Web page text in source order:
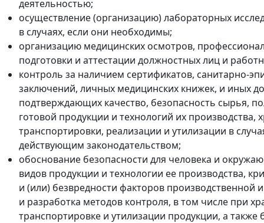
деятельностью;
осуществление (организацию) лабораторных
в случаях, если они необходимы;
организацию медицинских осмотров,
подготовки и аттестации должностных лиц и
контроль за наличием сертификатов, санитарно-
заключений, личных медицинских книжек, и иных
подтверждающих качество, безопасность сырья,
готовой продукции и технологий их производства,
транспортировки, реализации и утилизации в
действующим законодательством;
обоснование безопасности для человека и
видов продукции и технологии ее производства,
и (или) безвредности факторов
и разработка методов контроля, в том числе при
транспортировке и утилизации продукции, а также